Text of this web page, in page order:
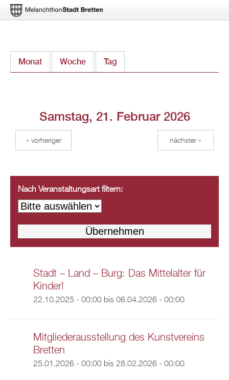
zum
Monat Woche Tag
Samstag, 21. Februar 2026
« vorheriger nächster »
Nach Veranstaltungsart filtern:
Stadt – Land – Burg: Das Mittelalter für
Kinder!
22.10.2025 - 00:00bis 06.04.2026 - 00:00
Mitgliederausstellung des Kunstvereins
Bretten
25.01.2026 - 00:00bis 28.02.2026 - 00:00